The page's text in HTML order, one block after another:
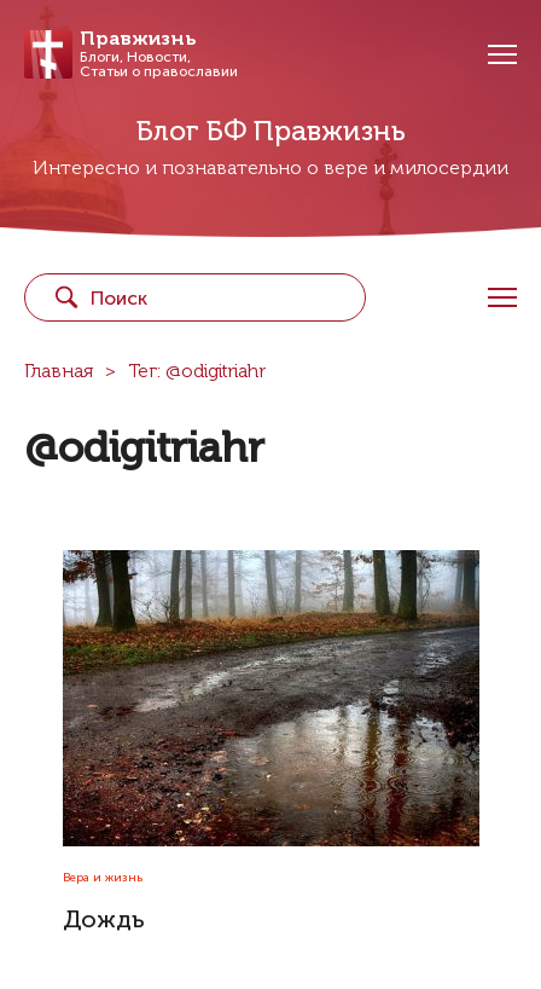
Правжизнь
Блоги, Новости,
Статьи о православии
Блог БФ Правжизнь
Интересно и познавательно о вере и милосердии
Главная Тег: @odigitriahr
@odigitriahr
Вера и жизнь
Дождь